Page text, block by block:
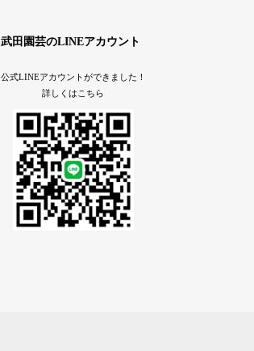
武田園芸のLINEアカウント
公式LINEアカウントができました！
詳しくはこちら